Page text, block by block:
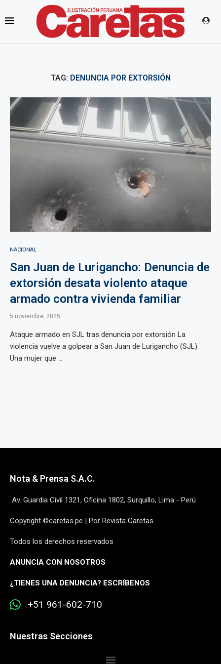
TAG: DENUNCIA POR EXTORSIÓN
NACIONAL
San Juan de Lurigancho: Denuncia de
extorsión desata violento ataque
armado contra vivienda familiar
5 noviembre, 2025
Ataque armado en SJL tras denuncia por extorsión La
violencia vuelve a golpear a San Juan de Lurigancho (SJL).
Una mujer que ...
Nota & Prensa S.A.C.
Av. Guardia Civil 1321, Oficina 1802, Surquillo, Lima - Perú
Copyright ©caretas.pe | Por Revista Caretas
Todos los derechos reservados
ANUNCIA CON NOSOTROS
¿TIENES UNA DENUNCIA? ESCRÍBENOS
+51 961-602-710
Nuestras Secciones